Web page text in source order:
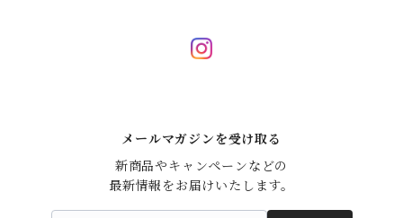
business
メールマガジンを受け取る
新商品やキャンペーンなどの
最新情報をお届けいたします。